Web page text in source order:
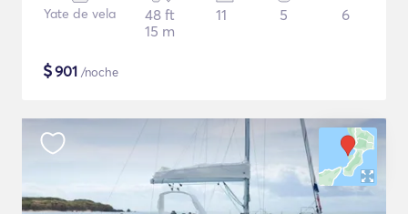
Yate de vela
48 ft
15 m
11 5 6
$901 /noche